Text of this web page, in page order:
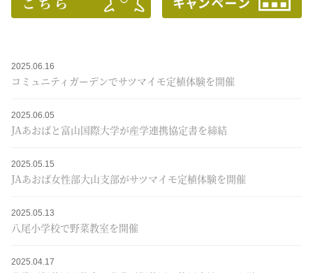
2025.06.16
コミュニティガーデンでサツマイモ定植体験を開催
2025.06.05
JAあおばと富山国際大学が産学連携協定書を締結
2025.05.15
JAあおば女性部大山支部がサツマイモ定植体験を開催
2025.05.13
八尾小学校で野菜教室を開催
2025.04.17